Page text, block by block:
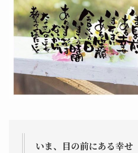
いま、目の前にある幸せ